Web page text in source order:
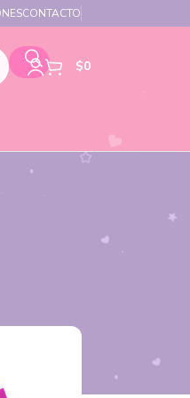
CONTACTO
$0